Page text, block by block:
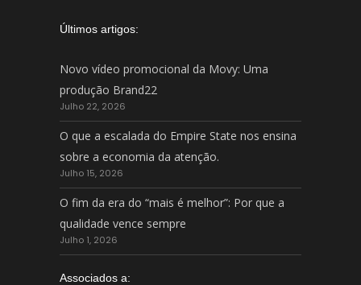
Últimos artigos:
Novo vídeo promocional da Movy: Uma
produção Brand22
Julho 22, 2026
O que a escalada do Empire State nos ensina
sobre a economia da atenção.
Julho 15, 2026
O fim da era do “mais é melhor”: Por que a
qualidade vence sempre
Julho 1, 2026
Associados a: